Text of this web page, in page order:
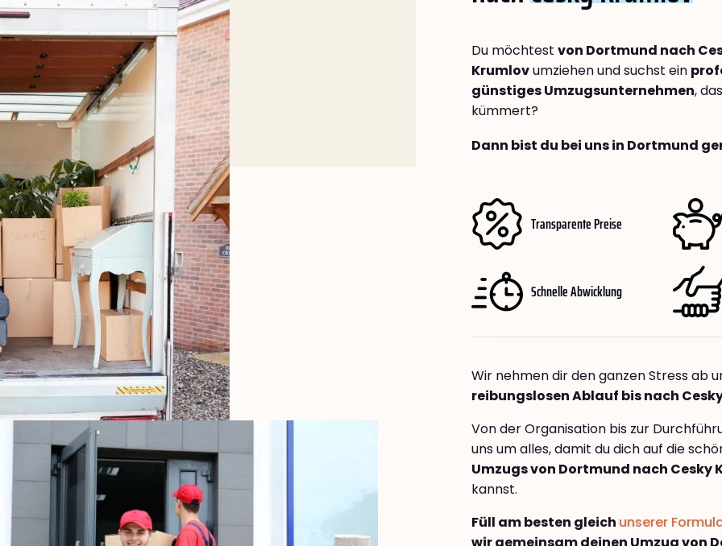
Du möchtest von Dortmund nach
Krumlovumziehen und suchst ein
günstiges Umzugsunternehmen,
kümmert?
Dann bist du bei uns in Dortmund
Transparente Preise
Schnelle Abwicklung
Wir nehmen dir den ganzen Stress ab
reibungslosen Ablauf bis nach
Von der Organisation bis zur
uns um alles, damit du dich auf die
Umzugs von Dortmund nach Cesky
kannst.
Füll am besten gleich unserer